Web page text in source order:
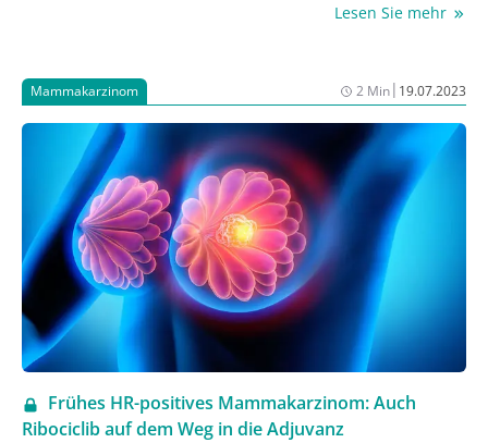
endokrinen Therapie im Laufe der fortschreitenden
diskutierten Experten bei einem Satellitensymposium
beim jährlichen Brustkrebskongress der ESMO.
Lesen Sie mehr
Mammakarzinom 2 Min| 19.07.2023
Frühes HR-positives Mammakarzinom: Auch
Ribociclib auf dem Weg in die Adjuvanz